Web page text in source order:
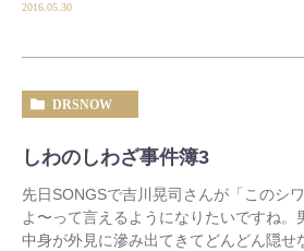
2016.05.30
DRSNOW
しわのしわざ事件簿3
先日SONGSで吉川晃司さんが「このシ
よ〜って言えるようになりたいですね。
中身が外見に滲み出てきてどんどん隠せ